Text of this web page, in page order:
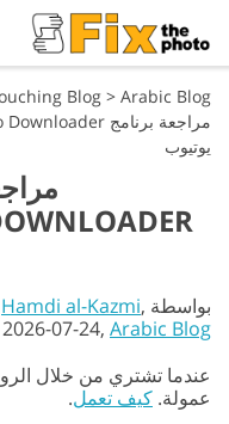
Blog > Arabic Blog
يوتيوب
بواسطة Hamdi al-Kazmi,
2026-07-24, Arabic Blog
عندما تشتري من خلال
عمولة. كيف تعمل.